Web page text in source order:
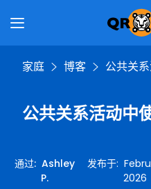
家庭 博客 公共关
公共关系活动中
通过: Ashley
P.
发布于:
2026